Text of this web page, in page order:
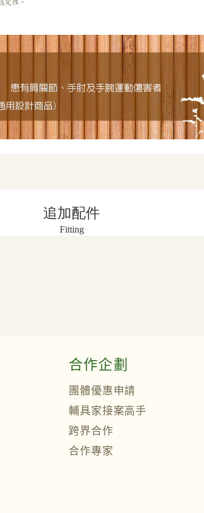
追加配件
Fitting
合作企劃
團體優惠申請
輔具家接案高手
跨界合作
合作專家